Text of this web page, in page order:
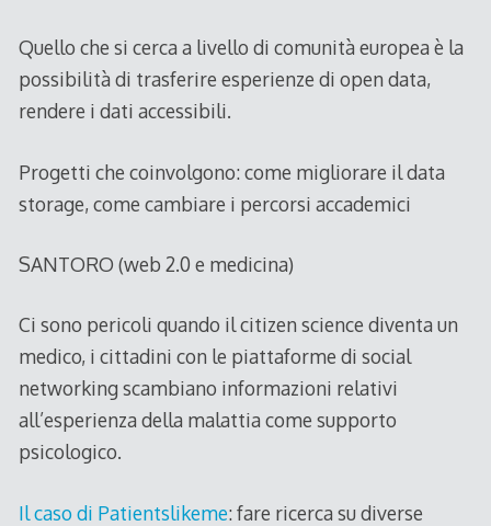
Quello che si cerca a livello di comunità europea è la
possibilità di trasferire esperienze di open data,
rendere i dati accessibili.
Progetti che coinvolgono: come migliorare il data
storage, come cambiare i percorsi accademici
SANTORO (web 2.0 e medicina)
Ci sono pericoli quando il citizen science diventa un
medico, i cittadini con le piattaforme di social
networking scambiano informazioni relativi
all’esperienza della malattia come supporto
psicologico.
Il caso di Patientslikeme: fare ricerca su diverse